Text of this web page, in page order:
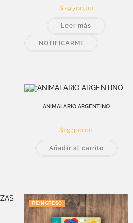
$29.700,00
Leer más
NOTIFICARME
ANIMALARIO ARGENTINO
$19.300,00
Añadir al carrito
REINGRESO